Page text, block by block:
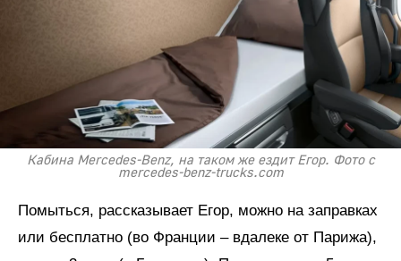
Кабина Mercedes-Benz, на таком же ездит Егор. Фото с
mercedes-benz-trucks.com
Помыться, рассказывает Егор, можно на заправках
или бесплатно (во Франции – вдалеке от Парижа),